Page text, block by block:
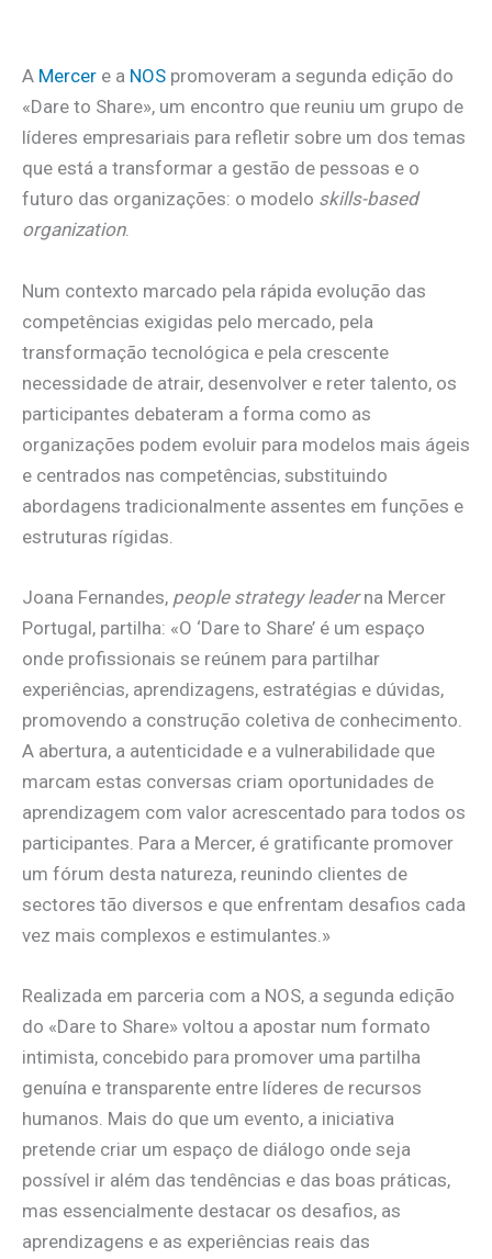
A Mercer e a NOS promoveram a segunda edição do
«Dare to Share», um encontro que reuniu um grupo de
líderes empresariais para refletir sobre um dos temas
que está a transformar a gestão de pessoas e o
futuro das organizações: o modelo skills-based
organization.
Num contexto marcado pela rápida evolução das
competências exigidas pelo mercado, pela
transformação tecnológica e pela crescente
necessidade de atrair, desenvolver e reter talento, os
participantes debateram a forma como as
organizações podem evoluir para modelos mais ágeis
e centrados nas competências, substituindo
abordagens tradicionalmente assentes em funções e
estruturas rígidas.
Joana Fernandes, people strategy leaderna Mercer
Portugal, partilha: «O ‘Dare to Share’ é um espaço
onde profissionais se reúnem para partilhar
experiências, aprendizagens, estratégias e dúvidas,
promovendo a construção coletiva de conhecimento.
A abertura, a autenticidade e a vulnerabilidade que
marcam estas conversas criam oportunidades de
aprendizagem com valor acrescentado para todos os
participantes. Para a Mercer, é gratificante promover
um fórum desta natureza, reunindo clientes de
sectores tão diversos e que enfrentam desafios cada
vez mais complexos e estimulantes.»
Realizada em parceria com a NOS, a segunda edição
do «Dare to Share» voltou a apostar num formato
intimista, concebido para promover uma partilha
genuína e transparente entre líderes de recursos
humanos. Mais do que um evento, a iniciativa
pretende criar um espaço de diálogo onde seja
possível ir além das tendências e das boas práticas,
mas essencialmente destacar os desafios, as
aprendizagens e as experiências reais das